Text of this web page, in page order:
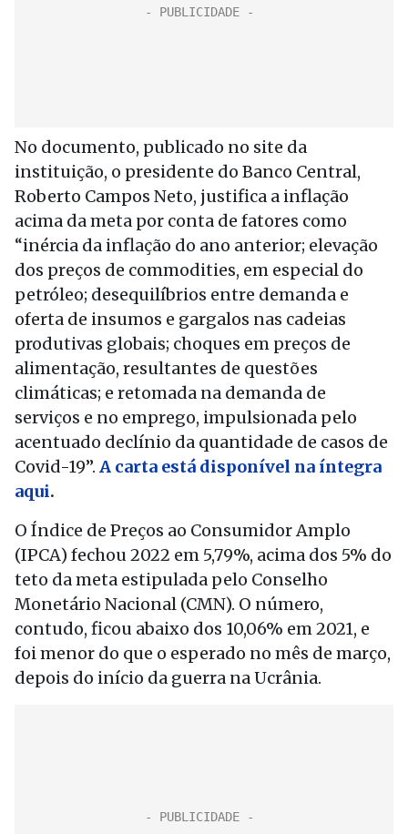
No documento, publicado no site da
instituição, o presidente do Banco Central,
Roberto Campos Neto, justifica a inflação
acima da meta por conta de fatores como
“inércia da inflação do ano anterior; elevação
dos preços de commodities, em especial do
petróleo; desequilíbrios entre demanda e
oferta de insumos e gargalos nas cadeias
produtivas globais; choques em preços de
alimentação, resultantes de questões
climáticas; e retomada na demanda de
serviços e no emprego, impulsionada pelo
acentuado declínio da quantidade de casos de
Covid-19”. A carta está disponível na íntegra
aqui.
O Índice de Preços ao Consumidor Amplo
(IPCA) fechou 2022 em 5,79%, acima dos 5% do
teto da meta estipulada pelo Conselho
Monetário Nacional (CMN). O número,
contudo, ficou abaixo dos 10,06% em 2021, e
foi menor do que o esperado no mês de março,
depois do início da guerra na Ucrânia.